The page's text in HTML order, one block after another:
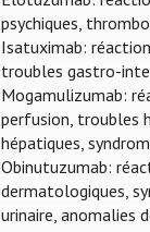
psychiques,
Isatuximab:
troubles gastro-
Mogamulizumab:
perfusion, troubles
hépatiques,
Obinutuzumab:
dermatologiques,
urinaire, anomalies